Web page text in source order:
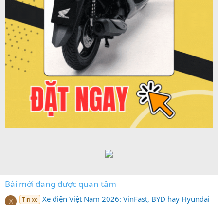
Bài mới đang được quan tâm
X Tin xe Xe điện Việt Nam 2026: VinFast, BYD hay Hyundai